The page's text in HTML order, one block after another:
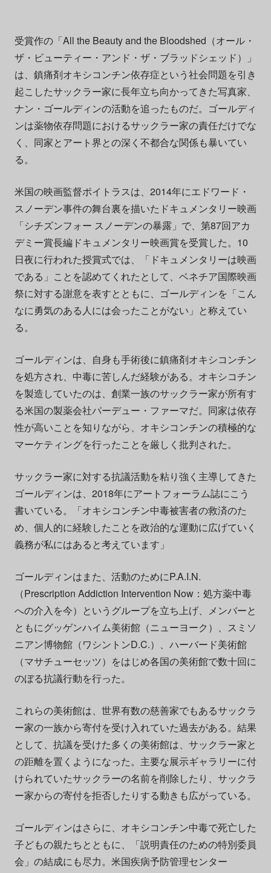
受賞作の「All the Beauty and the Bloodshed（オール・
ザ・ビューティー・アンド・ザ・ブラッドシェッド）」
は、鎮痛剤オキシコンチン依存症という社会問題を引き
起こしたサックラー家に長年立ち向かってきた写真家、
ナン・ゴールディンの活動を追ったものだ。ゴールディ
ンは薬物依存問題におけるサックラー家の責任だけでな
く、同家とアート界との深く不都合な関係も暴いてい
る。
米国の映画監督ポイトラスは、2014年にエドワード・
スノーデン事件の舞台裏を描いたドキュメンタリー映画
「シチズンフォー スノーデンの暴露」で、第87回アカ
デミー賞長編ドキュメンタリー映画賞を受賞した。10
日夜に行われた授賞式では、「ドキュメンタリーは映画
である」ことを認めてくれたとして、ベネチア国際映画
祭に対する謝意を表すとともに、ゴールディンを「こん
なに勇気のある人には会ったことがない」と称えてい
る。
ゴールディンは、自身も手術後に鎮痛剤オキシコンチン
を処方され、中毒に苦しんだ経験がある。オキシコチン
を製造していたのは、創業一族のサックラー家が所有す
る米国の製薬会社パーデュー・ファーマだ。同家は依存
性が高いことを知りながら、オキシコンチンの積極的な
マーケティングを行ったことを厳しく批判された。
サックラー家に対する抗議活動を粘り強く主導してきた
ゴールディンは、2018年にアートフォーラム誌にこう
書いている。「オキシコンチン中毒被害者の救済のた
め、個人的に経験したことを政治的な運動に広げていく
義務が私にはあると考えています」
ゴールディンはまた、活動のためにP.A.I.N.
（Prescription Addiction Intervention Now：処方薬中毒
への介入を今）というグループを立ち上げ、メンバーと
ともにグッゲンハイム美術館（ニューヨーク）、スミソ
ニアン博物館（ワシントンD.C.）、ハーバード美術館
（マサチューセッツ）をはじめ各国の美術館で数十回に
のぼる抗議行動を行った。
これらの美術館は、世界有数の慈善家でもあるサックラ
ー家の一族から寄付を受け入れていた過去がある。結果
として、抗議を受けた多くの美術館は、サックラー家と
の距離を置くようになった。主要な展示ギャラリーに付
けられていたサックラーの名前を削除したり、サックラ
ー家からの寄付を拒否したりする動きも広がっている。
ゴールディンはさらに、オキシコンチン中毒で死亡した
子どもの親たちとともに、「説明責任のための特別委員
会」の結成にも尽力。米国疾病予防管理センター